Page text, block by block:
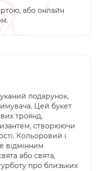
або онлайн
подарунок,
Цей букет
троянд,
створюючи
Кольоровий і
відмінним
або свята,
про близьких